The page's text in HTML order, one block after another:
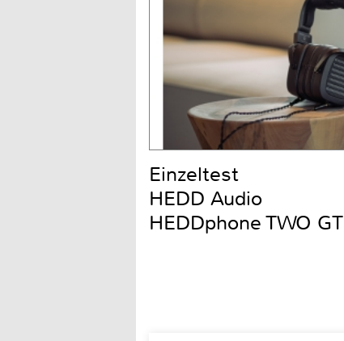
Einzeltest
HEDD Audio
HEDDphone TWO GT